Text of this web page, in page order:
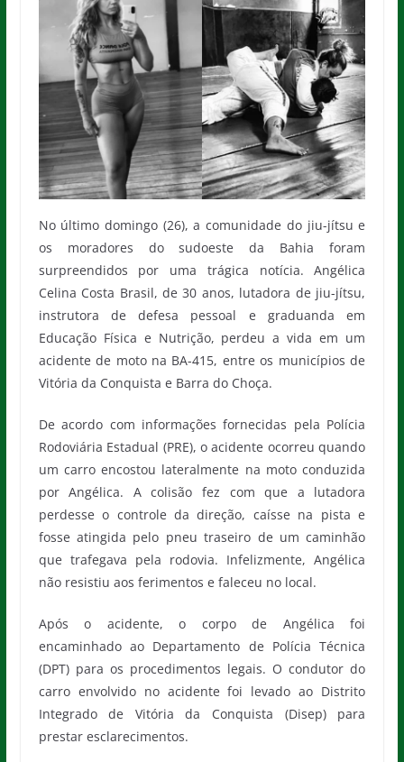
No último domingo (26), a comunidade do jiu-jítsu e
os moradores do sudoeste da Bahia foram
surpreendidos por uma trágica notícia. Angélica
Celina Costa Brasil, de 30 anos, lutadora de jiu-jítsu,
instrutora de defesa pessoal e graduanda em
Educação Física e Nutrição, perdeu a vida em um
acidente de moto na BA-415, entre os municípios de
Vitória da Conquista e Barra do Choça.
De acordo com informações fornecidas pela Polícia
Rodoviária Estadual (PRE), o acidente ocorreu quando
um carro encostou lateralmente na moto conduzida
por Angélica. A colisão fez com que a lutadora
perdesse o controle da direção, caísse na pista e
fosse atingida pelo pneu traseiro de um caminhão
que trafegava pela rodovia. Infelizmente, Angélica
não resistiu aos ferimentos e faleceu no local.
Após o acidente, o corpo de Angélica foi
encaminhado ao Departamento de Polícia Técnica
(DPT) para os procedimentos legais. O condutor do
carro envolvido no acidente foi levado ao Distrito
Integrado de Vitória da Conquista (Disep) para
prestar esclarecimentos.